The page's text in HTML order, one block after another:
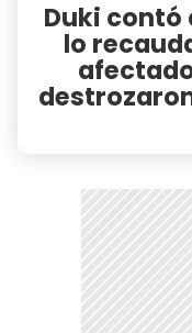
Duki contó
lo